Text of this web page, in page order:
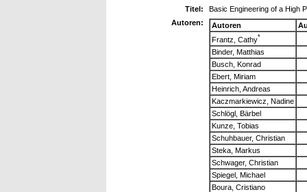
Titel:
Basic Engineering of a High
Autoren:
Autoren
Frantz, Cathy*
Binder, Matthias
Busch, Konrad
Ebert, Miriam
Heinrich, Andreas
Kaczmarkiewicz, Nadine
Schlögl, Bärbel
Kunze, Tobias
Schuhbauer, Christian
Steka, Markus
Schwager, Christian
Spiegel, Michael
Boura, Cristiano